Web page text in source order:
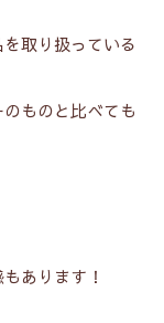
取り扱っている
ものと比べても
あります！